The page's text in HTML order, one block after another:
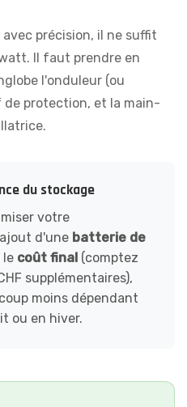
précision, il ne suffit
Il faut prendre en
l'onduleur (ou
protection, et la main-
du stockage
votre
d'une batterie de
le coût final (comptez
supplémentaires),
moins dépendant
ou en hiver.